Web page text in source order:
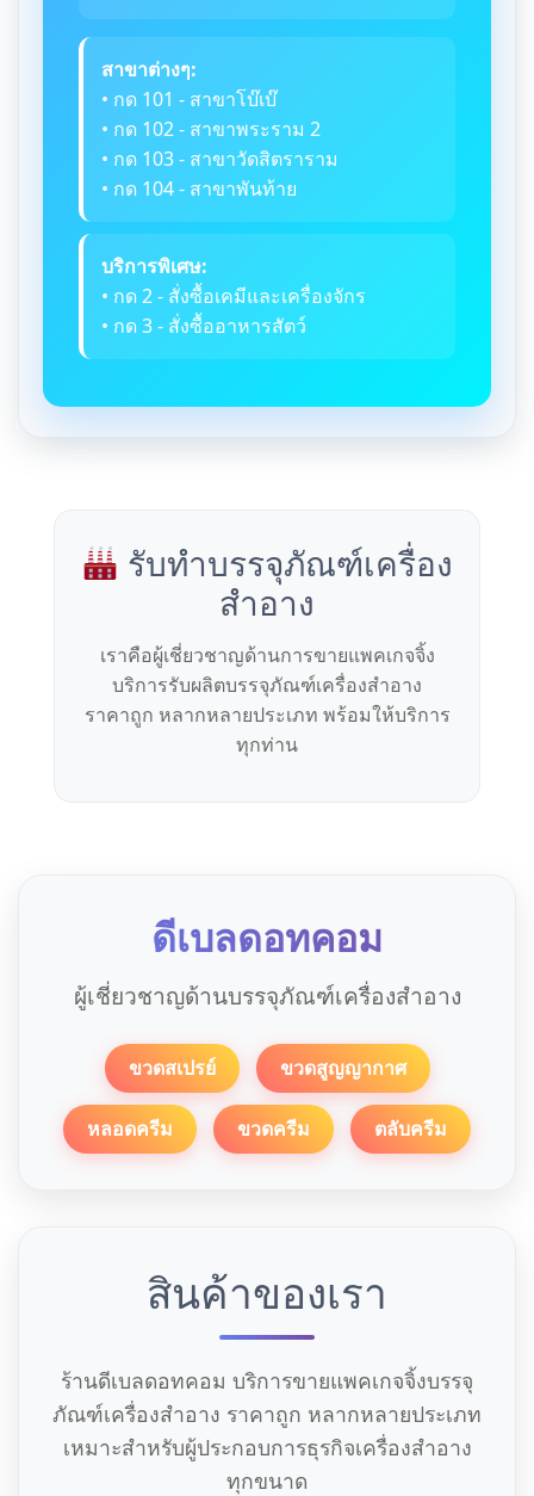
สาขาต่างๆ:
• กด 101 - สาขาโบ๊เบ๊
• กด 102 - สาขาพระราม 2
• กด 103 - สาขาวัดสิตราราม
• กด 104 - สาขาพันท้าย
บริการพิเศษ:
• กด 2 - สั่งซื้อเคมีและเครื่องจักร
• กด 3 - สั่งซื้ออาหารสัตว์
รับทำบรรจุภัณฑ์เครื่อง
สำอาง
เราคือผู้เชี่ยวชาญด้านการขายแพคเกจจิ้ง
บริการรับผลิตบรรจุภัณฑ์เครื่องสำอาง
ราคาถูก หลากหลายประเภท พร้อมให้บริการ
ทุกท่าน
ดีเบลดอทคอม
ผู้เชี่ยวชาญด้านบรรจุภัณฑ์เครื่องสำอาง
ขวดสเปรย์ ขวดสูญญากาศ
หลอดครีม ขวดครีม ตลับครีม
สินค้าของเรา
ร้านดีเบลดอทคอม บริการขายแพคเกจจิ้งบรรจุ
ภัณฑ์เครื่องสำอาง ราคาถูก หลากหลายประเภท
เหมาะสำหรับผู้ประกอบการธุรกิจเครื่องสำอาง
ทุกขนาด